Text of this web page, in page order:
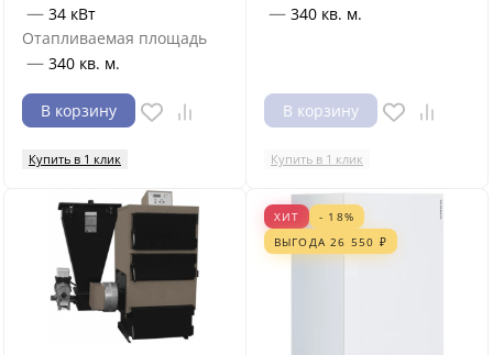
— 34 кВт
Отапливаемая площадь
— 340 кв. м.
В корзину
Купить в 1 клик
— 340 кв. м.
В корзину
Купить в 1 клик
ХИТ
- 18%
ВЫГОДА26 550 ₽